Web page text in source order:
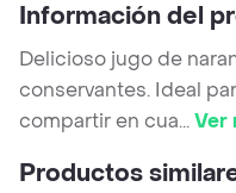
Información del
Delicioso jugo de
conservantes. Ideal
compartir en cua...Ver
Productos